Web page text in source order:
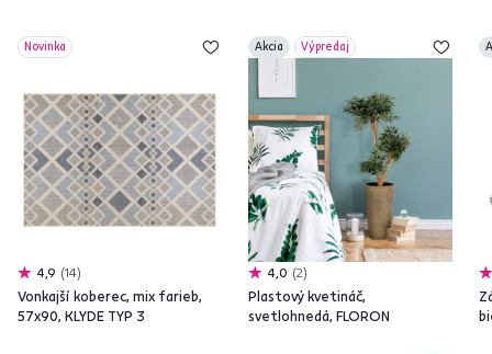
Novinka
4,9 14
Vonkajší koberec, mix farieb,
57x90, KLYDE TYP 3
Akcia Výpredaj
4,0 2
Plastový kvetináč,
svetlohnedá, FLORON